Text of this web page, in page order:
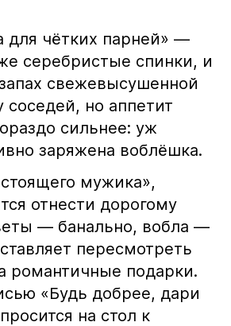
для чётких парней» —
серебристые спинки, и
свежевысушенной
соседей, но аппетит
сильнее: уж
заряжена воблёшка.
мужика»,
отнести дорогому
— банально, вобла —
пересмотреть
романтичные подарки.
«Будь добрее, дари
на стол к